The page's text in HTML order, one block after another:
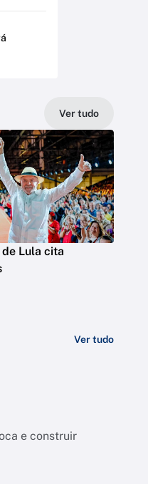
Ver tudo
Lula cita
Ver tudo
e construir